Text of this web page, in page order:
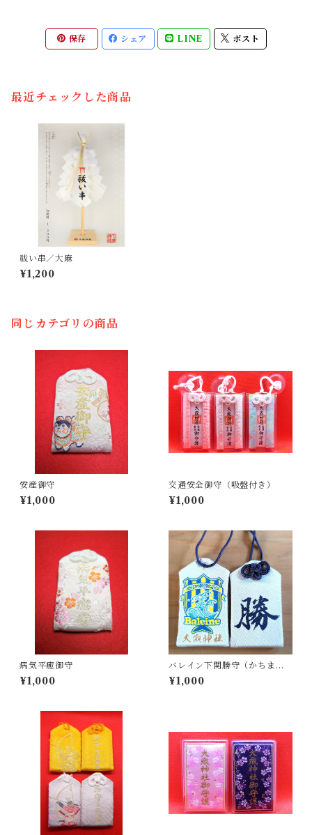
保存 シェア LINE ポスト
最近チェックした商品
祓い串／大麻
¥1,200
同じカテゴリの商品
安産御守
¥1,000
交通安全御守（吸盤付き）
¥1,000
病気平癒御守
¥1,000
バレイン下関勝守（かちまも
り）
¥1,000